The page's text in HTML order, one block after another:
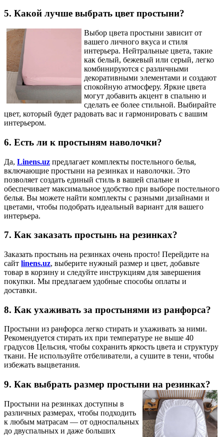
5. Какой лучше выбрать цвет простыни?
Выбор цвета простыни зависит от
вашего личного вкуса и стиля
интерьера. Нейтральные цвета, такие
как белый, бежевый или серый, легко
комбинируются с различными
декоративными элементами и создают
спокойную атмосферу. Яркие цвета
могут добавить акцент в спальню и
сделать ее более стильной. Выбирайте
цвет, который будет радовать вас и гармонировать с вашим
интерьером.
6. Есть ли к простыням наволочки?
Да, Linens.uz предлагает комплекты постельного белья,
включающие простыни на резинках и наволочки. Это
позволяет создать единый стиль в вашей спальне и
обеспечивает максимальное удобство при выборе постельного
белья. Вы можете найти комплекты с разными дизайнами и
цветами, чтобы подобрать идеальный вариант для вашего
интерьера.
7. Как заказать простынь на резинках?
Заказать простынь на резинках очень просто! Перейдите на
сайт linens.uz, выберите нужный размер и цвет, добавьте
товар в корзину и следуйте инструкциям для завершения
покупки. Мы предлагаем удобные способы оплаты и
доставки.
8. Как ухаживать за простынями из ранфорса?
Простыни из ранфорса легко стирать и ухаживать за ними.
Рекомендуется стирать их при температуре не выше 40
градусов Цельсия, чтобы сохранить яркость цвета и структуру
ткани. Не используйте отбеливатели, а сушите в тени, чтобы
избежать выцветания.
9. Как выбрать размер простыни на резинках?
Простыни на резинках доступны в
различных размерах, чтобы подходить
к любым матрасам — от односпальных
до двуспальных и даже больших